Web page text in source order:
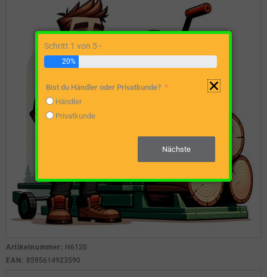
Artikelnummer: H6120
EAN: 8595614923590
Schritt 1 von 5 -
20%
Bist du Händler oder Privatkunde?
Händler
Privatkunde
Nächste